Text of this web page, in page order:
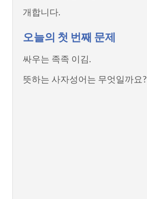
개합니다.
오늘의 첫 번째 문제
싸우는 족족 이김.
뜻하는 사자성어는 무엇일까요?